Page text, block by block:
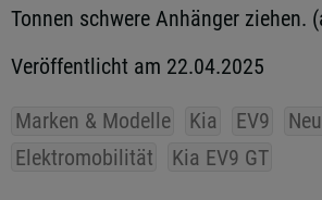
Tonnen schwere Anhänger ziehen.
Veröffentlicht am 22.04.2025
Marken & Modelle Kia EV9
Elektromobilität
Kia EV9 GT